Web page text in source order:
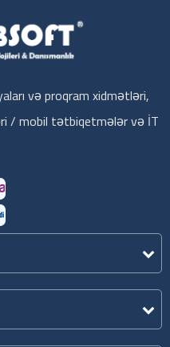
və proqram xidmətləri,
/ mobil tətbiqetmələr və İT